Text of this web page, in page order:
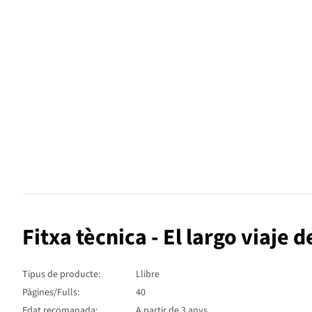
Fitxa tècnica - El largo viaje
Tipus de producte:
Llibre
Pàgines/Fulls:
40